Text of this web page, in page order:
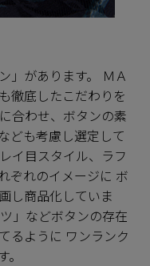
」があります。 ＭＡ
徹底したこだわりを
合わせ、ボタンの素
ども考慮し選定して
イ目スタイル、ラフ
ぞれのイメージに ボ
し商品化していま
」などボタンの存在
るように ワンランク